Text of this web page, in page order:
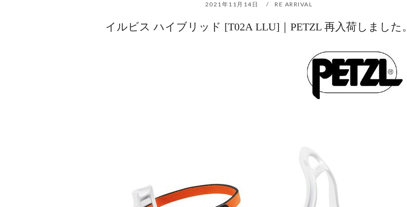
2021年11月14日 RE ARRIVAL
イルビス ハイブリッド [T02A LLU]｜PETZL 再入荷しました。